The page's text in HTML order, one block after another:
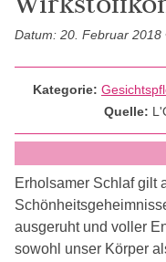
Datum: 20. Februar 2018
Kategorie:
Quelle:
Erholsamer Schlaf gilt
ausgeruht und voller
sowohl unser Körper